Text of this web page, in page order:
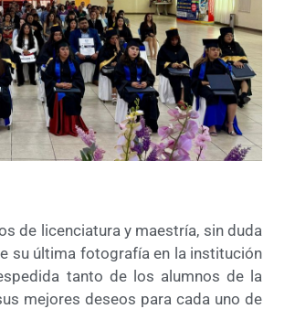
de licenciatura y maestría, sin duda
su última fotografía en la institución
tanto de los alumnos de la
mejores deseos para cada uno de